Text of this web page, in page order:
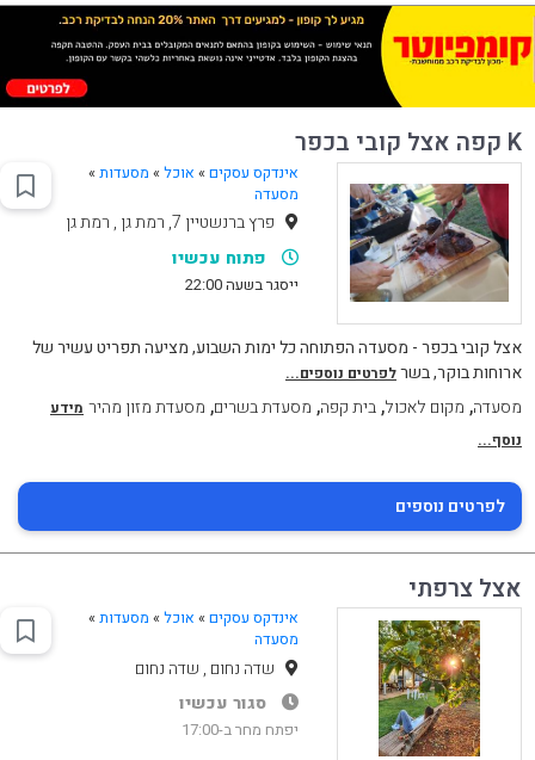
K קפה אצל קובי בכפר
אינדקס עסקים » אוכל» מסעדות»
מסעדה
פרץ ברנשטיין 7, רמת גן , רמת גן
פתוח עכשיו
ייסגר בשעה 22:00
אצל קובי בכפר - מסעדה הפתוחה כל ימות השבוע, מציעה תפריט עשיר של
ארוחות בוקר, בשרלפרטים נוספים...
מסעדה, מקום לאכול,בית קפה, מסעדת בשרים, מסעדת מזון מהיר מידע
נוסף...
לפרטים נוספים
אצל צרפתי
אינדקס עסקים » אוכל» מסעדות»
מסעדה
שדה נחום , שדה נחום
סגור עכשיו
יפתח מחר ב-17:00